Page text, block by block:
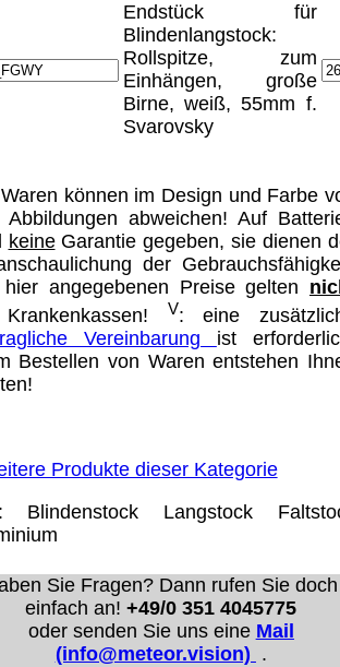
Endstück für
Blindenlangstock:
Rollspitze, zum
Einhängen, große
Birne, weiß, 55mm f.
Svarovsky
können im Design und Farbe
Abbildungen abweichen! Auf
keineGarantie gegeben, sie dienen
der
hier angegebenen Preise gelten
V: eine
Vereinbarung ist
Bestellen von Waren entstehen
Produkte dieser Kategorie
Blindenstock Langstock
Sie Fragen? Dann rufen Sie doch
einfach an!+49/0 351 4045775
oder senden Sie uns eine Mail
(info@meteor.vision) .